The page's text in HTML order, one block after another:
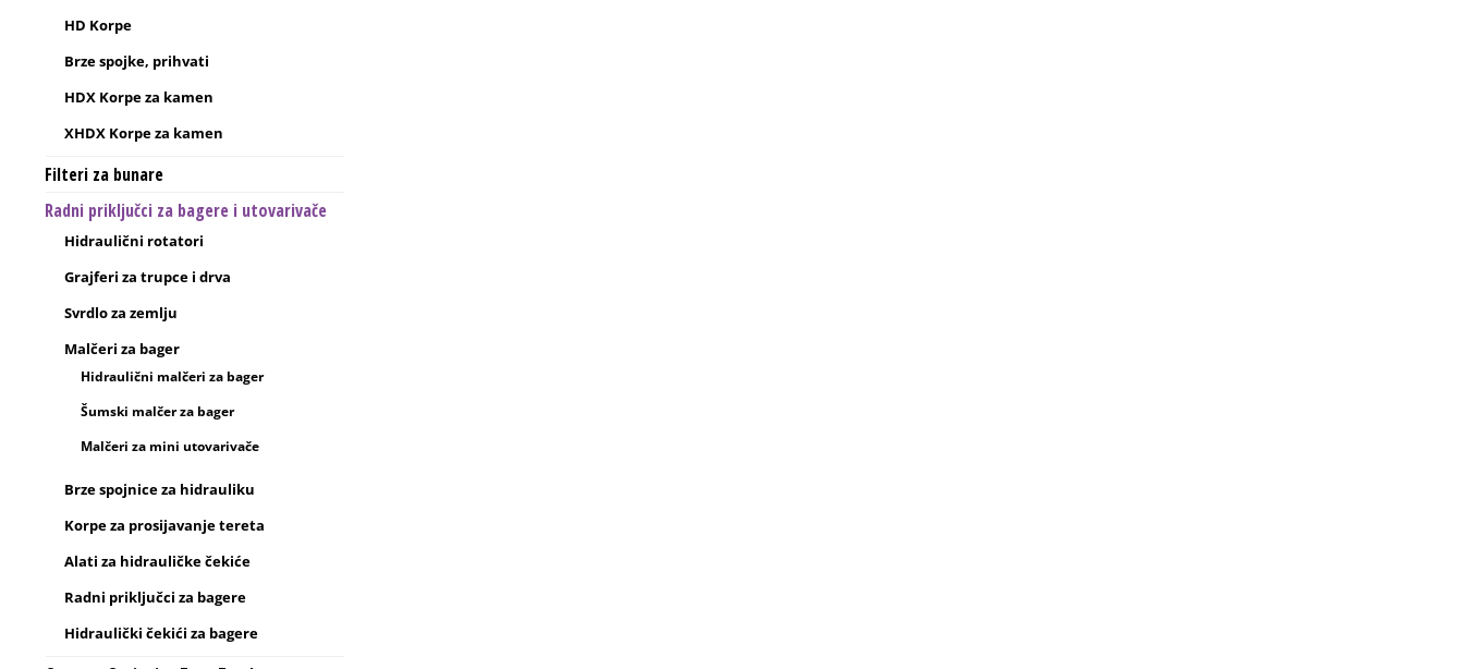
HD Korpe
Brze spojke, prihvati
HDX Korpe za kamen
XHDX Korpe za kamen
Filteri za bunare
Radni priključci za bagere i utovarivače
Hidraulični rotatori
Grajferi za trupce i drva
Svrdlo za zemlju
Malčeri za bager
Hidraulični malčeri za bager
Šumski malčer za bager
Malčeri za mini utovarivače
Brze spojnice za hidrauliku
Korpe za prosijavanje tereta
Alati za hidrauličke čekiće
Radni priključci za bagere
Hidraulički čekići za bagere